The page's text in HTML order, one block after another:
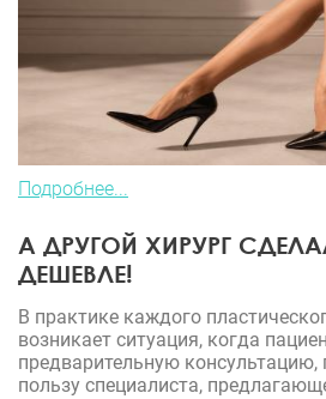
Подробнее...
А ДРУГОЙ ХИРУРГ
ДЕШЕВЛЕ!
В практике каждого
возникает ситуация, когда
предварительную
пользу специалиста,